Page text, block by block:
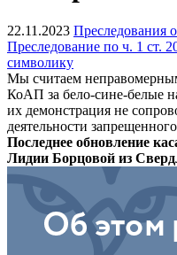
22.11.2023 Преследования
Преследование по ч. 1 ст.
символику
Мы считаем
КоАП за бело-сине-белые
их демонстрация не
деятельности
Последнее обновление
Лидии Борцовой из